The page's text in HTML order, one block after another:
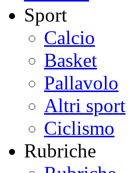
Sport
Calcio
Basket
Pallavolo
Altri sport
Ciclismo
Rubriche